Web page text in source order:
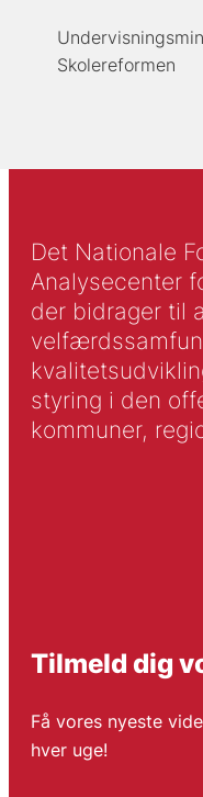
Skolereformen
Det Nationale
Analysecenter
der bidrager til
styring i den
kommuner,
Tilmeld dig
Få vores nyeste
hver uge!